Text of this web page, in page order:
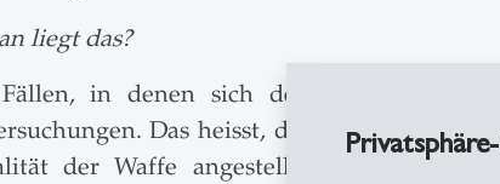
liegt das?
in denen sich der Täter im
Das heisst, diese Fälle
der Waffe angestellt werden. Das